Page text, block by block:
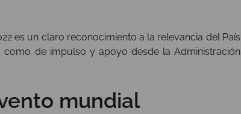
es un claro reconocimiento a la relevancia del País
de impulso y apoyo desde la Administración
mundial